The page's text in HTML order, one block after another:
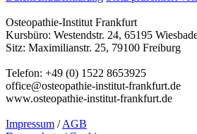
Osteopathie-Institut Frankfurt
Kursbüro: Westendstr. 24, 65195
Sitz: Maximilianstr. 25, 79100 Freiburg
Telefon: +49 (0) 1522 8653925
office@osteopathie-institut-frankfurt.de
www.osteopathie-institut-frankfurt.de
Impressum /AGB